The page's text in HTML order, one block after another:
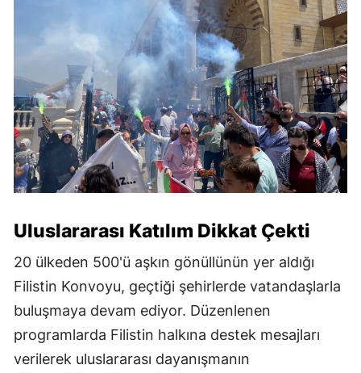
Uluslararası Katılım Dikkat Çekti
20 ülkeden 500'ü aşkın gönüllünün yer aldığı
Filistin Konvoyu, geçtiği şehirlerde vatandaşlarla
buluşmaya devam ediyor. Düzenlenen
programlarda Filistin halkına destek mesajları
verilerek uluslararası dayanışmanın